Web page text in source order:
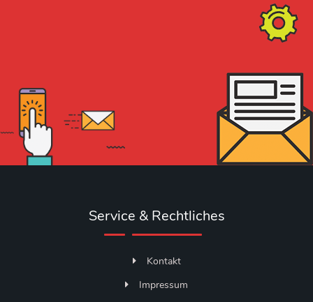
Service & Rechtliches
Kontakt
Impressum